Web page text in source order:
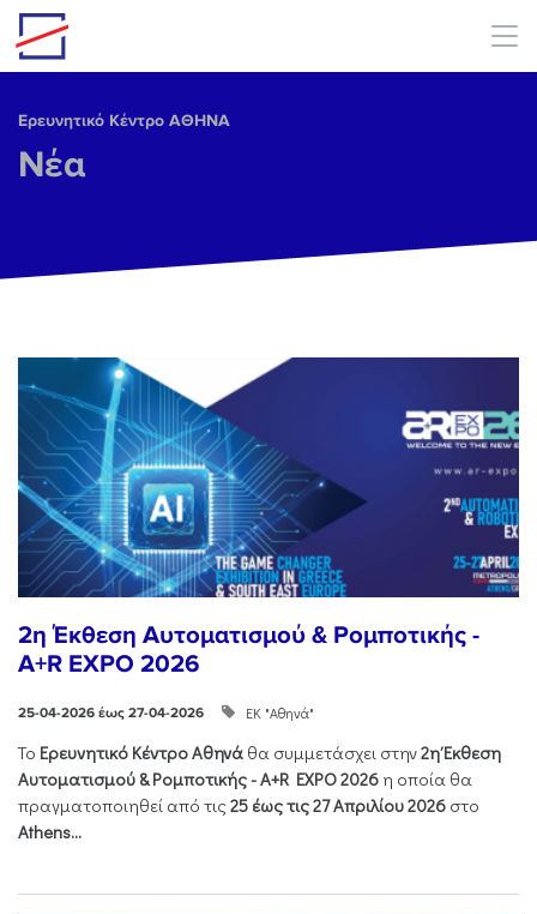
Skip to main content
Ερευνητικό Κέντρο ΑΘΗΝΑ
Νέα
2η Έκθεση Αυτοματισμού & Ρομποτικής -
A+R EXPO 2026
25-04-2026 έως 27-04-2026 ΕΚ "Αθηνά"
Το Ερευνητικό Κέντρο Αθηνά θα συμμετάσχει στην2η Έκθεση
Αυτοματισμού & Ρομποτικής - Α+R EXPO 2026 η οποία θα
πραγματοποιηθεί από τις25 έως τις 27 Απριλίου 2026 στο
Athens...